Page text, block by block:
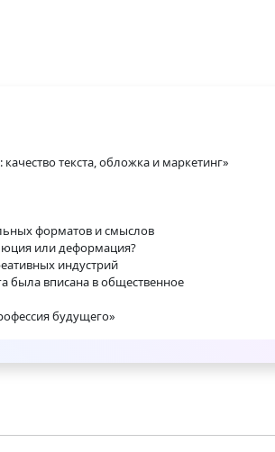
текста, обложка и маркетинг»
форматов и смыслов
или деформация?
индустрий
вписана в общественное
будущего»